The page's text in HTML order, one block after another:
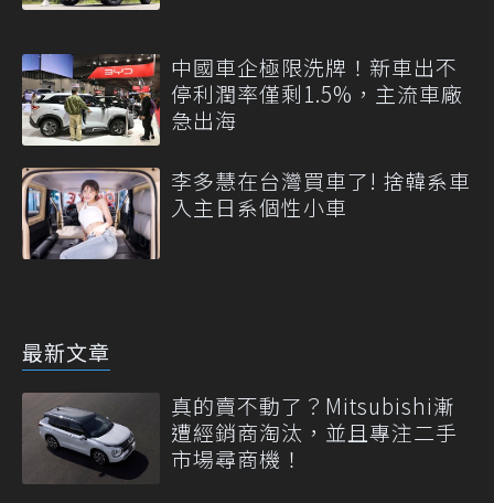
中國車企極限洗牌！新車出不
停利潤率僅剩1.5%，主流車廠
急出海
李多慧在台灣買車了! 捨韓系車
入主日系個性小車
最新文章
真的賣不動了？Mitsubishi漸
遭經銷商淘汰，並且專注二手
市場尋商機！